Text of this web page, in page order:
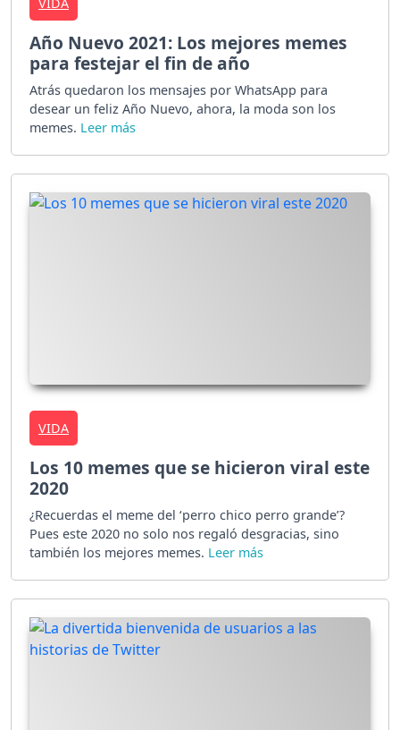
Año Nuevo 2021: Los mejores memes
para festejar el fin de año
Atrás quedaron los mensajes por WhatsApp para
desear un feliz Año Nuevo, ahora, la moda son los
memes.
VIDA
Los 10 memes que se hicieron viral este
2020
¿Recuerdas el meme del ‘perro chico perro grande’?
Pues este 2020 no solo nos regaló desgracias, sino
también los mejores memes.